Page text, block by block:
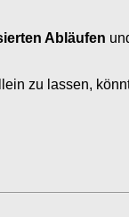
Abläufen
zu lassen,